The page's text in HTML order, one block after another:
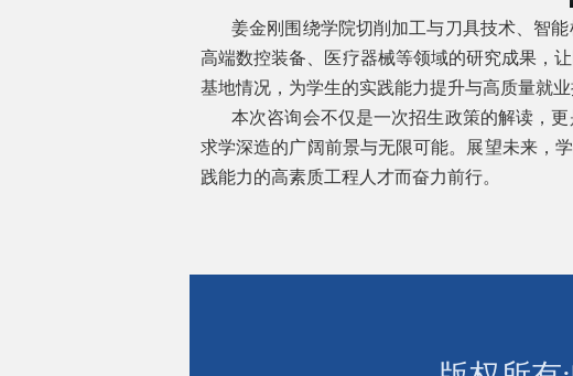
姜金刚围绕学院切削加工与刀具技术、智
高端数控装备、医疗器械等领域的研究成果，
基地情况，为学生的实践能力提升与高质量就业
本次咨询会不仅是一次招生政策的解读，
求学深造的广阔前景与无限可能。展望未来，
践能力的高素质工程人才而奋力前行。